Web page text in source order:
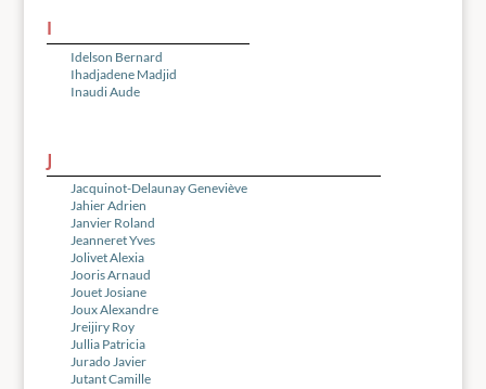
I
Idelson Bernard
Ihadjadene Madjid
Inaudi Aude
J
Jacquinot-Delaunay Geneviève
Jahier Adrien
Janvier Roland
Jeanneret Yves
Jolivet Alexia
Jooris Arnaud
Jouet Josiane
Joux Alexandre
Jreijiry Roy
Jullia Patricia
Jurado Javier
Jutant Camille